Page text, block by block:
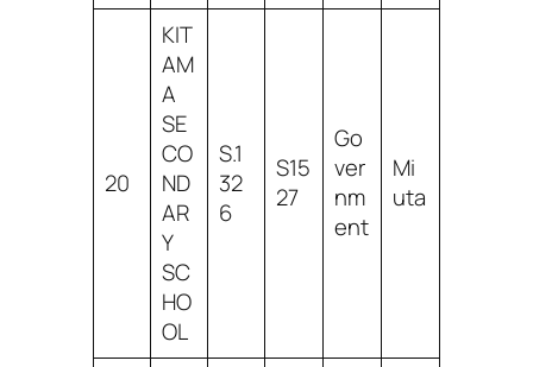
20
KIT
AM
A
SE
CO
ND
AR
Y
SC
HO
OL
S.1
32
6
S15
27
Go
ver
nm
ent
Mi
uta